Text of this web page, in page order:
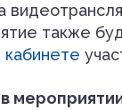
также